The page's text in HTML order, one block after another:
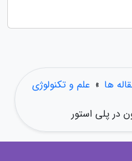
ها » علم و تکنولوژی
در پلی استور